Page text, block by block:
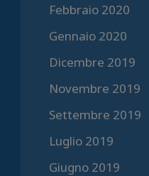
Febbraio 2020
Gennaio 2020
Dicembre 2019
Novembre 2019
Settembre 2019
Luglio 2019
Giugno 2019